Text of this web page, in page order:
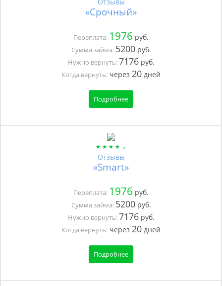
«Срочный»
Переплата: 1976 руб.
Сумма займа: 5200руб.
Нужно вернуть:7176руб.
Когда вернуть: через 20 дней
Подробнее
Отзывы
«Smart»
Переплата: 1976 руб.
Сумма займа: 5200руб.
Нужно вернуть:7176руб.
Когда вернуть: через 20 дней
Подробнее